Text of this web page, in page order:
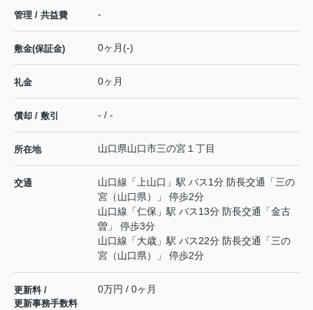
管理 / 共益費 -
敷金(保証金) 0ヶ月(-)
礼金 0ヶ月
償却 / 敷引 - / -
所在地 山口県山口市三の宮 １丁目
交通 山口線 「 上山口 」駅 バス1分 防長交通「三の
宮（山口県）」 停歩2分
山口線 「仁保 」駅 バス13分 防長交通「金古
曽」 停歩3分
山口線 「大歳 」駅 バス22分 防長交通「三の
宮（山口県）」 停歩2分
更新料 /
更新事務手数料
0万円 / 0ヶ月